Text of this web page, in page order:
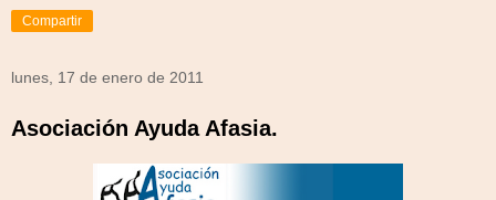
Compartir
lunes, 17 de enero de 2011
Asociación Ayuda Afasia.